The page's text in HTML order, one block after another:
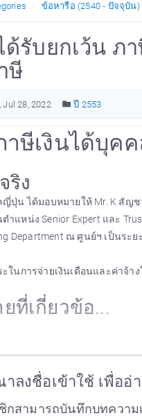
ข้อหารือ (2540 - ปัจจุบัน)
ด้รับยกเว้น
ษี
Jul 28, 2022 ปี 2553
าษีเงินได้บุค
ริง
ญี่ปุ่น ได้มอบหมายให้ Mr. K สัญ
ำแหน่ง Senior Expert และ
Department ณ ศูนย์ฯ เป็นระย
ะในการจ่ายเงินเดือนและค่าจ้า
ที่เกี่ยวข้อ...
ลงชื่อเข้าใช้ เพื่ออ่
กสามารถบันทึกบทความ